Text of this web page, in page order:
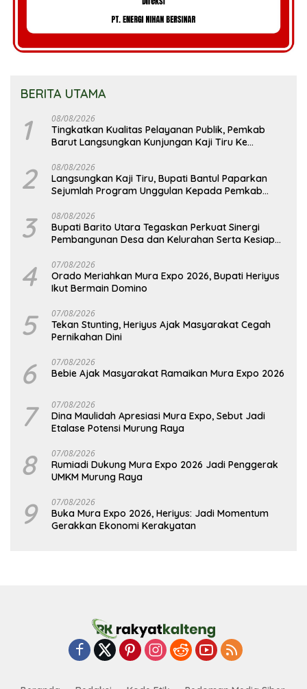
BERITA UTAMA
1 08/08/2026
Tingkatkan Kualitas Pelayanan Publik, Pemkab
Barut Langsungkan Kunjungan Kaji Tiru Ke
2 08/08/2026
Langsungkan Kaji Tiru, Bupati Bantul Paparkan
Sejumlah Program Unggulan Kepada Pemkab
3 08/08/2026
Bupati Barito Utara Tegaskan Perkuat Sinergi
Pembangunan Desa dan Kelurahan Serta Kesiapan
4 07/08/2026
Orado Meriahkan Mura Expo 2026, Bupati Heriyus
Ikut Bermain Domino
5 07/08/2026
Tekan Stunting, Heriyus Ajak Masyarakat Cegah
Pernikahan Dini
6 07/08/2026
Bebie Ajak Masyarakat Ramaikan Mura Expo 2026
7 07/08/2026
Dina Maulidah Apresiasi Mura Expo, Sebut Jadi
Etalase Potensi Murung Raya
8 07/08/2026
Rumiadi Dukung Mura Expo 2026 Jadi Penggerak
UMKM Murung Raya
9 07/08/2026
Buka Mura Expo 2026, Heriyus: Jadi Momentum
Gerakkan Ekonomi Kerakyatan